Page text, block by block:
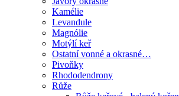
Kamélie
Levandule
Magnólie
Motýlí keř
Ostatní vonné a okrasné…
Pivoňky
Rhododendrony
Růže